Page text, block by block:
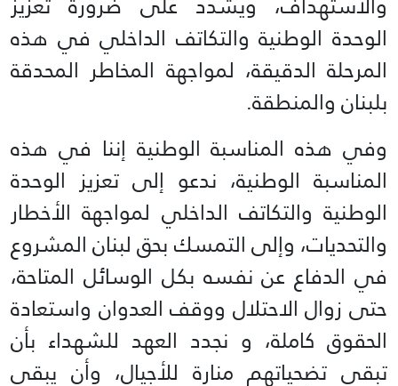
الوحدة الوطنية والتكاتف الداخلي في هذه
المرحلة الدقيقة، لمواجهة المخاطر المحدقة
بلبنان والمنطقة.
وفي هذه المناسبة الوطنية إننا في هذه
المناسبة الوطنية، ندعو إلى تعزيز الوحدة
الوطنية والتكاتف الداخلي لمواجهة الأخطار
والتحديات، وإلى التمسك بحق لبنان المشروع
في الدفاع عن نفسه بكل الوسائل المتاحة،
حتى زوال الاحتلال ووقف العدوان واستعادة
الحقوق كاملة، و نجدد العهد للشهداء بأن
تبقى تضحياتهم منارة للأجيال، وأن يبقى